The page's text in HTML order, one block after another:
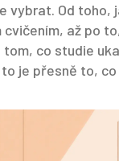
vybrat. Od toho,
cvičením, až po
tom, co studie
je přesně to,